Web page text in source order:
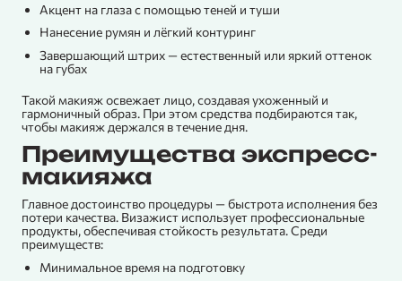
Акцент на глаза с помощью теней и туши
Нанесение румян и лёгкий контуринг
Завершающий штрих — естественный или яркий оттенок
на губах
Такой макияж освежает лицо, создавая ухоженный и
гармоничный образ. При этом средства подбираются так,
чтобы макияж держался в течение дня.
Преимущества экспресс-
макияжа
Главное достоинство процедуры — быстрота исполнения без
потери качества. Визажист использует профессиональные
продукты, обеспечивая стойкость результата. Среди
преимуществ:
Минимальное время на подготовку